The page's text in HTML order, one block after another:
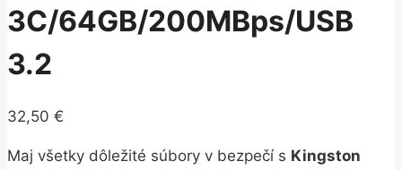
3C/64GB/200MBps/USB
3.2
32,50 €
Maj všetky dôležité súbory v bezpečí s Kingston